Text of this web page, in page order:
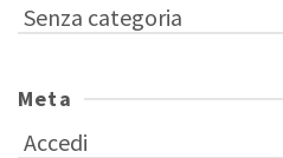
Senza categoria
Meta
Accedi